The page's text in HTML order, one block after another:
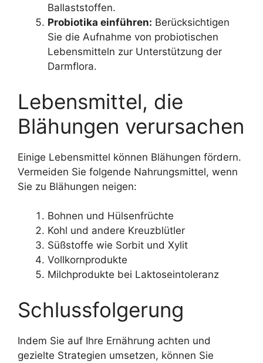
Ballaststoffen.
Probiotika einführen: Berücksichtigen
Sie die Aufnahme von probiotischen
Lebensmitteln zur Unterstützung der
Darmflora.
Lebensmittel, die
Blähungen verursachen
Einige Lebensmittel können Blähungen fördern.
Vermeiden Sie folgende Nahrungsmittel, wenn
Sie zu Blähungen neigen:
Bohnen und Hülsenfrüchte
Kohl und andere Kreuzblütler
Süßstoffe wie Sorbit und Xylit
Vollkornprodukte
Milchprodukte bei Laktoseintoleranz
Schlussfolgerung
Indem Sie auf Ihre Ernährung achten und
gezielte Strategien umsetzen, können Sie